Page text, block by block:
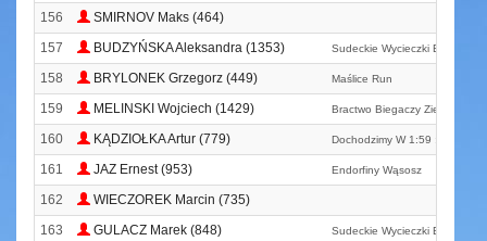
156
SMIRNOV Maks (464)
157
BUDZYŃSKA Aleksandra (1353) Sudeckie Wycieczki Biegowe
158 BRYLONEK Grzegorz (449) Maślice Run
159 MELINSKI Wojciech (1429) Bractwo Biegaczy Zielona
160 KĄDZIOŁKA Artur (779) Dochodzimy W 1:59 :)
161 JAZ Ernest (953) Endorfiny Wąsosz
162
WIECZOREK Marcin (735)
163
GULACZ Marek (848) Sudeckie Wycieczki Biegowe